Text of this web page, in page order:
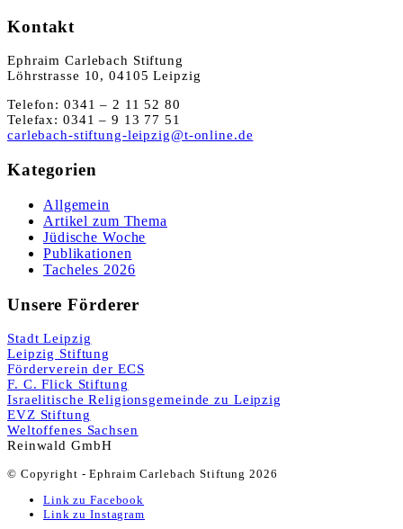
Kontakt
Ephraim Carlebach Stiftung
Löhrstrasse 10, 04105 Leipzig
Telefon: 0341 – 2 11 52 80
Telefax: 0341 – 9 13 77 51
carlebach-stiftung-leipzig@t-online.de
Kategorien
Allgemein
Artikel zum Thema
Jüdische Woche
Publikationen
Tacheles 2026
Unsere Förderer
Stadt Leipzig
Leipzig Stiftung
Förderverein der ECS
F. C. Flick Stiftung
Israelitische Religionsgemeinde zu Leipzig
EVZ Stiftung
Weltoffenes Sachsen
Reinwald GmbH
© Copyright - Ephraim Carlebach Stiftung 2026
Link zu Facebook
Link zu Instagram